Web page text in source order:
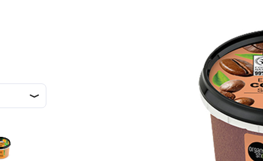
Eu não tenho uma
Ao criar uma conta
rapidamente,
operações anteriores.
IDIOMA PORTUGUESE
Ines
colori